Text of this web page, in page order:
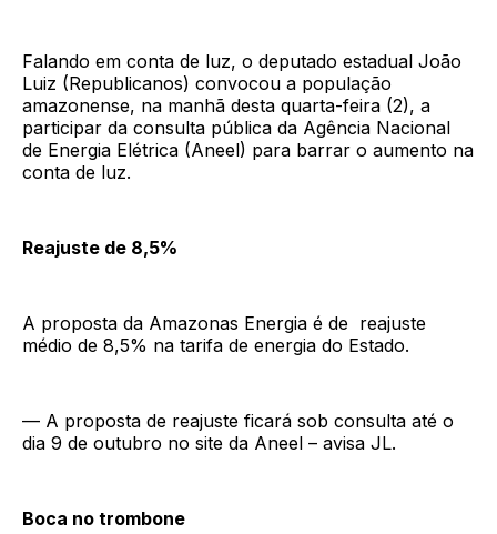
Falando em conta de luz, o deputado estadual João
Luiz (Republicanos) convocou a população
amazonense, na manhã desta quarta-feira (2), a
participar da consulta pública da Agência Nacional
de Energia Elétrica (Aneel) para barrar o aumento na
conta de luz.
Reajuste de 8,5%
A proposta da Amazonas Energia é de reajuste
médio de 8,5% na tarifa de energia do Estado.
— A proposta de reajuste ficará sob consulta até o
dia 9 de outubro no site da Aneel – avisa JL.
Boca no trombone